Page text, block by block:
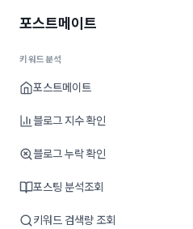
포스트메이트
키워드분석
포스트메이트
블로그 지수 확인
블로그 누락 확인
포스팅 분석조회
키워드 검색량 조회